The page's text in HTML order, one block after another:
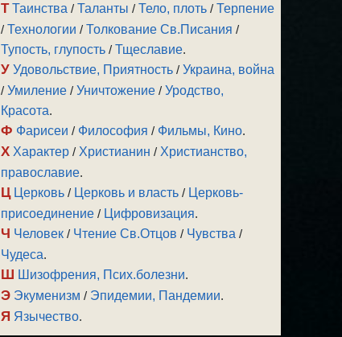
Т Таинства /Таланты /Тело, плоть /Терпение
/Технологии /Толкование Св.Писания /
Тупость, глупость /Тщеславие.
У Удовольствие, Приятность /Украина, война
/Умиление /Уничтожение /Уродство,
Красота.
Ф Фарисеи / Философия / Фильмы, Кино.
Х Характер / Христианин / Христианство,
православие.
Ц Церковь / Церковь и власть / Церковь-
присоединение / Цифровизация.
Ч Человек / Чтение Св.Отцов / Чувства /
Чудеса.
Ш Шизофрения, Псих.болезни.
Э Экуменизм / Эпидемии, Пандемии.
Я Язычество.